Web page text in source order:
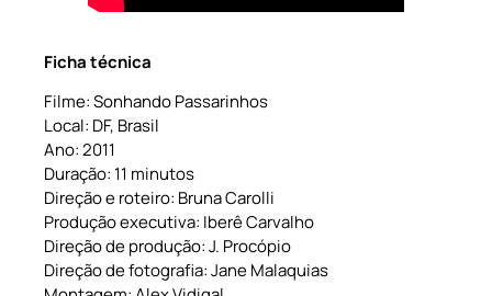
Ficha técnica
Filme: Sonhando Passarinhos
Local: DF, Brasil
Ano: 2011
Duração: 11 minutos
Direção e roteiro: Bruna Carolli
Produção executiva: Iberê Carvalho
Direção de produção: J. Procópio
Direção de fotografia: Jane Malaquias